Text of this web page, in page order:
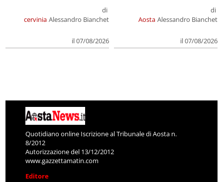
cervinia
di
Alessandro Bianchet
il 07/08/2026
Aosta
di
Alessandro Bianchet
il 07/08/2026
Quotidiano online Iscrizione al Tribunale di Aosta n.
8/2012
Autorizzazione del 13/12/2012
www.gazzettamatin.com
Editore